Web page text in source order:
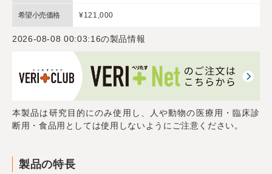
希望小売価格 ¥121,000
2026-08-08 00:03:16の製品情報
本製品は研究目的にのみ使用し、人や動物の医療用・臨床診
断用・食品用としては使用しないようにご注意ください。
製品の特長